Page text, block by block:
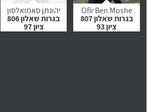
Ofir Ben Moshe
בגרות שאלון 807
ציון 93
יהונתן סאמואלסון
בגרות שאלון 806
ציון 97